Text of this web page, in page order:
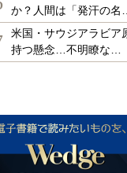
か？人間は「発汗の名…
米国・サウジアラビア
持つ懸念…不明瞭な…